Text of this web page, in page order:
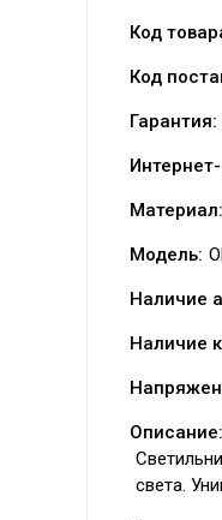
Код
Код
Гарантия:
Материал:
Модель:
Наличие
Наличие
Описание:
света.